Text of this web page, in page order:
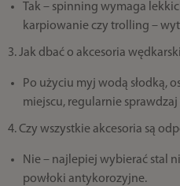
Tak – spinning wymaga
karpiowanie czy trolling –
3. Jak dbać o akcesoria
Po użyciu myj wodą słodką,
miejscu, regularnie
4. Czy wszystkie akcesoria są
Nie – najlepiej wybierać stal
powłoki antykorozyjne.